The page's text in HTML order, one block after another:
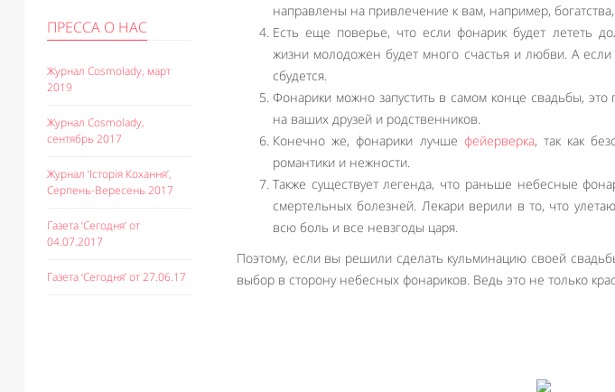
ПРЕССА О НАС
Журнал Cosmolady, март
2019
Журнал Cosmolady,
сентябрь 2017
Журнал ‘Історія Кохання’,
Серпень-Вересень 2017
Газета ‘Сегодня’ от
04.07.2017
Газета ‘Сегодня’ от 27.06.17
направлены на привлечение к вам, например,
Есть еще поверье, что если фонарик будет лететь
жизни молодожен будет много счастья и любви. А
сбудется.
Фонарики можно запустить в самом конце свадьбы, это
на ваших друзей и родственников.
Конечно же, фонарики лучше фейерверка, так как
романтики и нежности.
Также существует легенда, что раньше небесные
смертельных болезней. Лекари верили в то, что
всю боль и все невзгоды царя.
Поэтому, если вы решили сделать кульминацию своей
выбор в сторону небесных фонариков. Ведь это не только